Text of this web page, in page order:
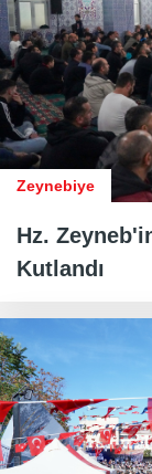
Zeynebiye
Hz.
Kutlandı